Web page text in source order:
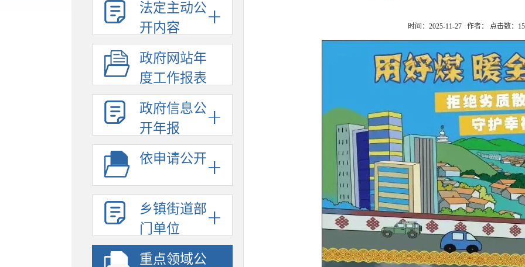
法定主动公
开内容
政府网站年
度工作报表
政府信息公
开年报
依申请公开
乡镇街道部
门单位
重点领域公
时间：2025-11-27 作者： 点击数： 15